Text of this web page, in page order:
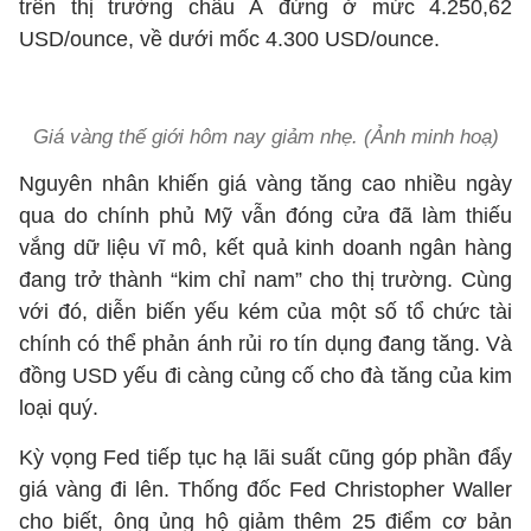
trên thị trường châu Á đứng ở mức 4.250,62
USD/ounce, về dưới mốc 4.300 USD/ounce.
Giá vàng thế giới hôm nay giảm nhẹ. (Ảnh minh hoạ)
Nguyên nhân khiến giá vàng tăng cao nhiều ngày
qua do chính phủ Mỹ vẫn đóng cửa đã làm thiếu
vắng dữ liệu vĩ mô, kết quả kinh doanh ngân hàng
đang trở thành “kim chỉ nam” cho thị trường. Cùng
với đó, diễn biến yếu kém của một số tổ chức tài
chính có thể phản ánh rủi ro tín dụng đang tăng. Và
đồng USD yếu đi càng củng cố cho đà tăng của kim
loại quý.
Kỳ vọng Fed tiếp tục hạ lãi suất cũng góp phần đẩy
giá vàng đi lên. Thống đốc Fed Christopher Waller
cho biết, ông ủng hộ giảm thêm 25 điểm cơ bản